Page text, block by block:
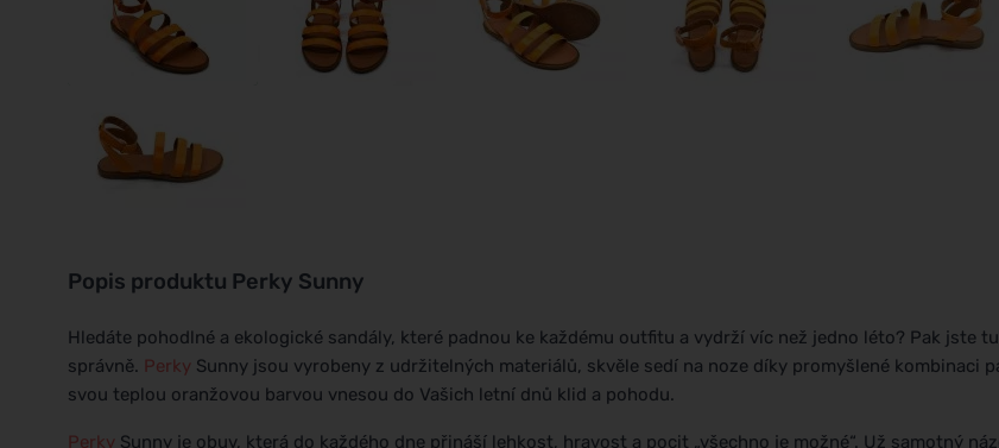
Popis produktu Perky Sunny
Hledáte pohodlné a ekologické sandály, které padnou ke každému outfitu a vydrží víc než jedno léto? Pak jste tu
správně. Perky Sunny jsou vyrobeny z udržitelných materiálů, skvěle sedí na noze díky promyšlené kombinaci
svou teplou oranžovou barvou vnesou do Vašich letní dnů klid a pohodu.
Perky Sunny je obuv, která do každého dne přináší lehkost, hravost a pocit „všechno je možné“. Už samotný